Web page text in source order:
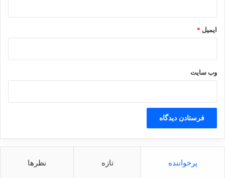
ایمیل *
وب‌ سایت
پرخواننده تازه نظرها